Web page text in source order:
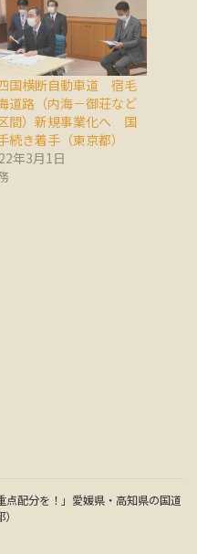
四国横断自動車道 宿毛
道路（内海－御荘など
間）新規事業化へ 国
続き着手（東京都）
年3月1日
点配分を！」愛媛県・高知県の国道